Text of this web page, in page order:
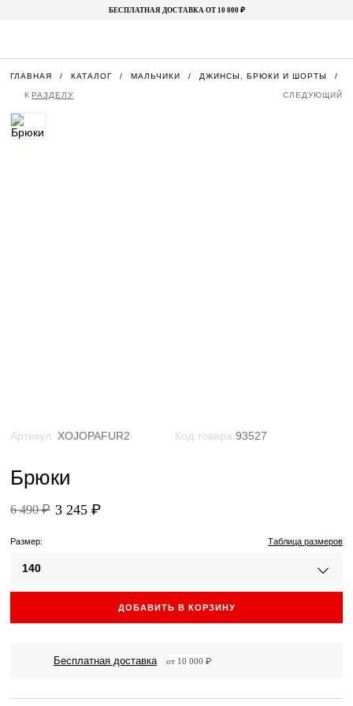
БЕСПЛАТНАЯ ДОСТАВКА ОТ 10 000 ₽
ГЛАВНАЯ КАТАЛОГ МАЛЬЧИКИ ДЖИНСЫ, БРЮКИ И ШОРТЫ
К РАЗДЕЛУ СЛЕДУЮЩИЙ
Артикул: XOJOPAFUR2 Код товара 93527
Брюки
6 490 ₽ 3 245 ₽
Размер: Таблица размеров
140
ДОБАВИТЬ В КОРЗИНУ
Бесплатная доставка от 10 000 ₽